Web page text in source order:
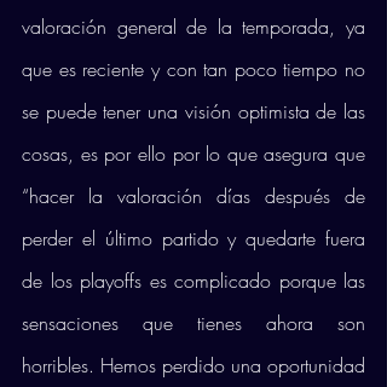
valoración general de la temporada, ya
que es reciente y con tan poco tiempo no
se puede tener una visión optimista de las
cosas, es por ello por lo que asegura que
“hacer la valoración días después de
perder el último partido y quedarte fuera
de los playoffs es complicado porque las
sensaciones que tienes ahora son
horribles. Hemos perdido una oportunidad